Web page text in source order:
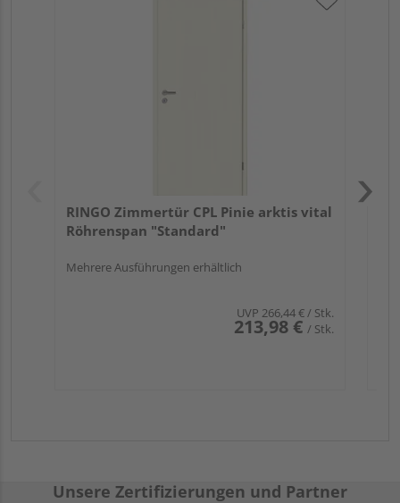
RINGO Zimmertür CPL Pinie arktis vital
Röhrenspan "Standard"
Mehrere Ausführungen erhältlich
UVP 266,44 €/ Stk.
213,98 € / Stk.
Unsere Zertifizierungen und Partner